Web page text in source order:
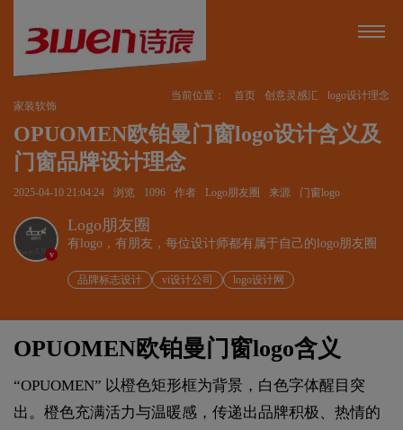
当前位置： 首页 创意灵感汇
logo设计理念
家装软饰
OPUOMEN欧铂曼门窗logo设计含义及
门窗品牌设计理念
2025-04-10 21:04:24 浏览 1096 作者 Logo朋友圈 来源 门窗logo
v
Logo朋友圈
有logo，有朋友，每位设计师都有属于自己的logo朋友圈
品牌标志设计 vi设计公司 logo设计网
OPUOMEN欧铂曼门窗logo含义
“OPUOMEN” 以橙色矩形框为背景，白色字体醒目突
出。橙色充满活力与温暖感，传递出品牌积极、热情的